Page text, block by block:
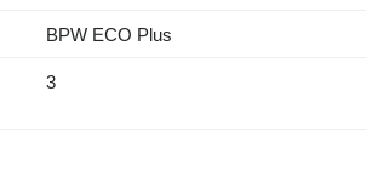
BPW ECO Plus
3